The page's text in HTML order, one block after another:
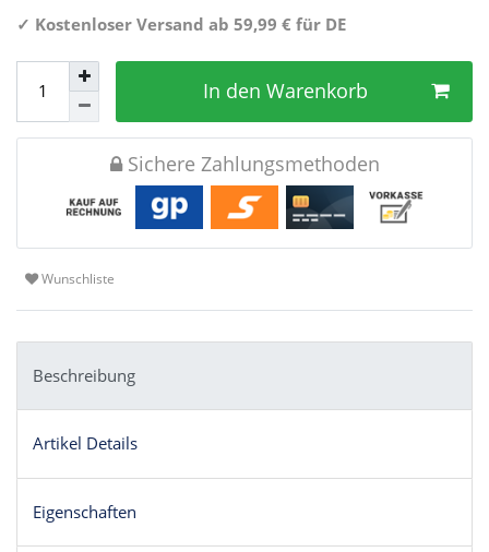
✓ Kostenloser Versand ab 59,99 € für DE
In den Warenkorb
Sichere Zahlungsmethoden
Wunschliste
Beschreibung
Artikel Details
Eigenschaften